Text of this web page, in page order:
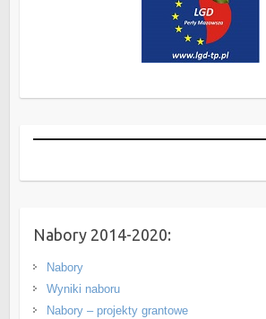
Nabory 2014-2020:
Nabory
Wyniki naboru
Nabory – projekty grantowe